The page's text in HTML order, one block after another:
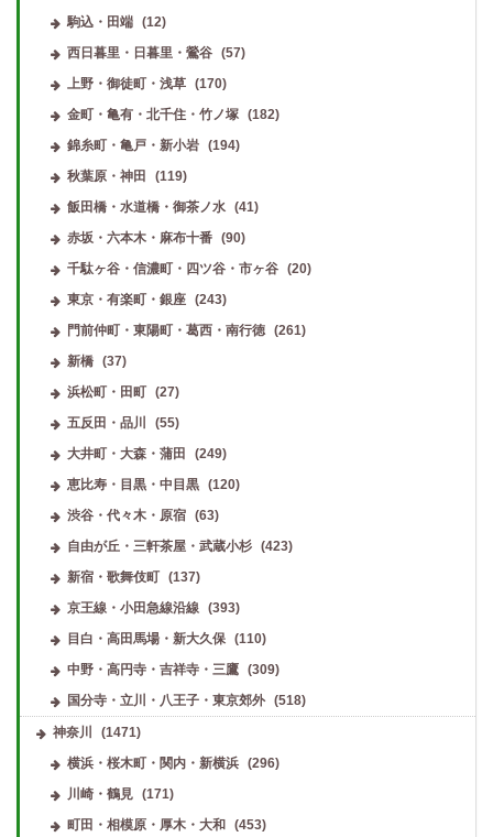
駒込・田端
(12)
西日暮里・日暮里・鶯谷
(57)
上野・御徒町・浅草
(170)
金町・亀有・北千住・竹ノ塚
(182)
錦糸町・亀戸・新小岩
(194)
秋葉原・神田
(119)
飯田橋・水道橋・御茶ノ水
(41)
赤坂・六本木・麻布十番
(90)
千駄ヶ谷・信濃町・四ツ谷・市ヶ谷
(20)
東京・有楽町・銀座
(243)
門前仲町・東陽町・葛西・南行徳
(261)
新橋
(37)
浜松町・田町
(27)
五反田・品川
(55)
大井町・大森・蒲田
(249)
恵比寿・目黒・中目黒
(120)
渋谷・代々木・原宿
(63)
自由が丘・三軒茶屋・武蔵小杉
(423)
新宿・歌舞伎町
(137)
京王線・小田急線沿線
(393)
目白・高田馬場・新大久保
(110)
中野・高円寺・吉祥寺・三鷹
(309)
国分寺・立川・八王子・東京郊外
(518)
神奈川
(1471)
横浜・桜木町・関内・新横浜
(296)
川崎・鶴見
(171)
町田・相模原・厚木・大和
(453)